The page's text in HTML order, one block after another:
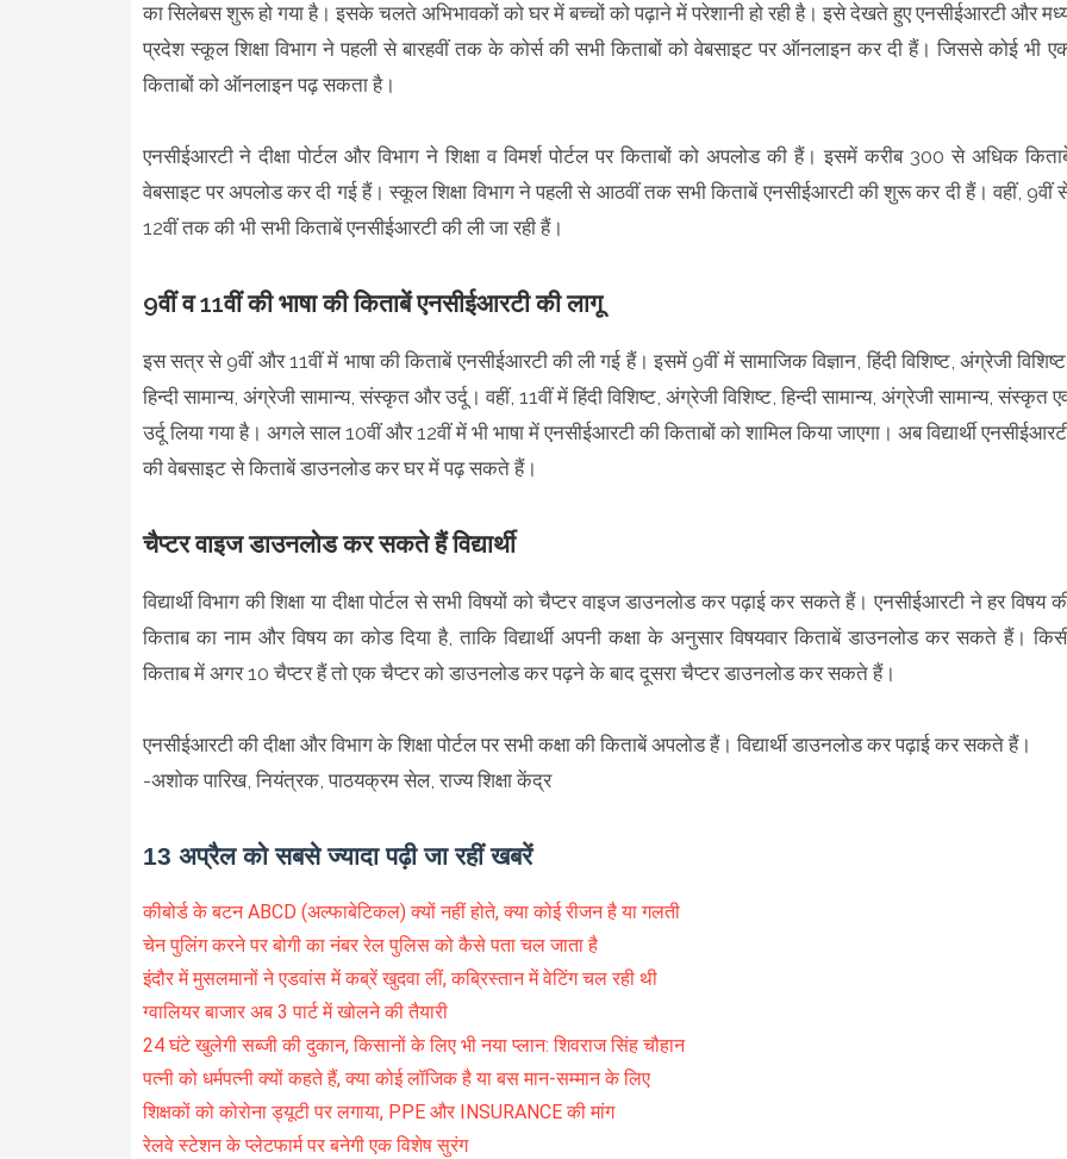
का सिलेबस शुरू हो गया है। इसके चलते अभिभावकों को घर में बच्चों को पढ़ाने में परेशानी हो रही है। इसे देखते हुए एनसीईआरटी और
प्रदेश स्कूल शिक्षा विभाग ने पहली से बारहवीं तक के कोर्स की सभी किताबों को वेबसाइट पर ऑनलाइन कर दी हैं। जिससे कोई भी
किताबों को ऑनलाइन पढ़ सकता है।
एनसीईआरटी ने दीक्षा पोर्टल और विभाग ने शिक्षा व विमर्श पोर्टल पर किताबों को अपलोड की हैं। इसमें करीब 300 से अधिक
वेबसाइट पर अपलोड कर दी गई हैं। स्कूल शिक्षा विभाग ने पहली से आठवीं तक सभी किताबें एनसीईआरटी की शुरू कर दी हैं। वहीं, 9वीं
12वीं तक की भी सभी किताबें एनसीईआरटी की ली जा रही हैं।
9वीं व 11वीं की भाषा की किताबें एनसीईआरटी की लागू
इस सत्र से 9वीं और 11वीं में भाषा की किताबें एनसीईआरटी की ली गई हैं। इसमें 9वीं में सामाजिक विज्ञान, हिंदी विशिष्ट, अंग्रेजी
हिन्दी सामान्य, अंग्रेजी सामान्य, संस्कृत और उर्दू। वहीं, 11वीं में हिंदी विशिष्ट, अंग्रेजी विशिष्ट, हिन्दी सामान्य, अंग्रेजी सामान्य, संस्कृत
उर्दू लिया गया है। अगले साल 10वीं और 12वीं में भी भाषा में एनसीईआरटी की किताबों को शामिल किया जाएगा। अब विद्यार्थी
की वेबसाइट से किताबें डाउनलोड कर घर में पढ़ सकते हैं।
चैप्टर वाइज डाउनलोड कर सकते हैं विद्यार्थी
विद्यार्थी विभाग की शिक्षा या दीक्षा पोर्टल से सभी विषयों को चैप्टर वाइज डाउनलोड कर पढ़ाई कर सकते हैं। एनसीईआरटी ने हर विषय
किताब का नाम और विषय का कोड दिया है, ताकि विद्यार्थी अपनी कक्षा के अनुसार विषयवार किताबें डाउनलोड कर सकते हैं।
किताब में अगर 10 चैप्टर हैं तो एक चैप्टर को डाउनलोड कर पढ़ने के बाद दूसरा चैप्टर डाउनलोड कर सकते हैं।
एनसीईआरटी की दीक्षा और विभाग के शिक्षा पोर्टल पर सभी कक्षा की किताबें अपलोड हैं। विद्यार्थी डाउनलोड कर पढ़ाई कर सकते हैं।
-अशोक पारिख, नियंत्रक, पाठयक्रम सेल, राज्य शिक्षा केंद्र
13 अप्रैल को सबसे ज्यादा पढ़ी जा रहीं खबरें
कीबोर्ड के बटन ABCD (अल्फाबेटिकल) क्यों नहीं होते, क्या कोई रीजन है या गलती
चेन पुलिंग करने पर बोगी का नंबर रेल पुलिस को कैसे पता चल जाता है
इंदौर में मुसलमानों ने एडवांस में कब्रें खुदवा लीं, कब्रिस्तान में वेटिंग चल रही थी
ग्वालियर बाजार अब 3 पार्ट में खोलने की तैयारी
24 घंटे खुलेगी सब्जी की दुकान, किसानों के लिए भी नया प्लान: शिवराज सिंह चौहान
पत्नी को धर्मपत्नी क्यों कहते हैं, क्या कोई लॉजिक है या बस मान-सम्मान के लिए
शिक्षकों को कोरोना ड्यूटी पर लगाया, PPE और INSURANCE की मांग
रेलवे स्टेशन के प्लेटफार्म पर बनेगी एक विशेष सुरंग